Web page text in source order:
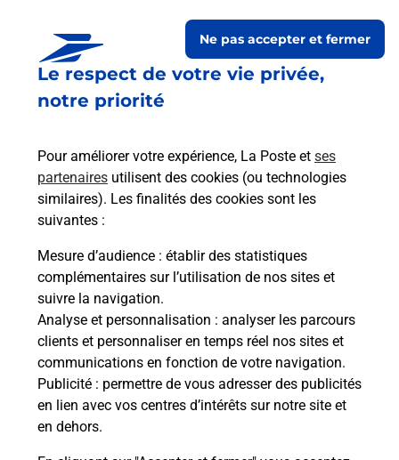
Le respect de votre vie privée,
notre priorité
Pour améliorer votre expérience, La Poste et ses
partenaires utilisent des cookies (ou technologies
similaires). Les finalités des cookies sont les
suivantes :
Mesure d’audience : établir des statistiques
complémentaires sur l’utilisation de nos sites et
suivre la navigation.
Analyse et personnalisation : analyser les parcours
clients et personnaliser en temps réel nos sites et
communications en fonction de votre navigation.
Publicité : permettre de vous adresser des publicités
en lien avec vos centres d’intérêts sur notre site et
en dehors.
Ne pas accepter et fermer
Boîte aux lettres La Poste
15 Le Frambourg
25300 La Cluse Et Mijoux
Le lien s'ouvre dans un nouvel onglet
Boîte aux lettres La Poste
Collecte du courrier aujourd'hui à 08h30
1 Les Gauffres Dessous
25300 La Cluse Et Mijoux
Le lien s'ouvre dans un nouvel onglet